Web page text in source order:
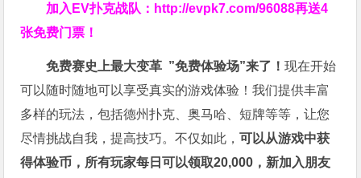
加入EV扑克战队： http://evpk7.com/96088再送4
张免费门票！
免费赛史上最大变革 ”免费体验场”来了！现在开始
可以随时随地可以享受真实的游戏体验！我们提供丰富
多样的玩法，包括德州扑克、奥马哈、短牌等等，让您
尽情挑战自我，提高技巧。不仅如此，可以从游戏中获
得体验币，所有玩家每日可以领取20,000，新加入朋友